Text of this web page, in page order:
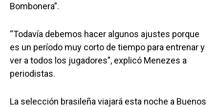
Bombonera”.
“Todavía debemos hacer algunos ajustes porque
es un período muy corto de tiempo para entrenar y
ver a todos los jugadores”, explicó Menezes a
periodistas.
La selección brasileña viajará esta noche a Buenos